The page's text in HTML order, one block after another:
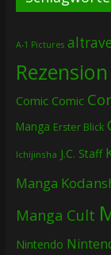
A-1 Pictures
Rezension
Comic Comic
Manga Erster Blick
Ichijinsha J.C. Staff
Manga
Manga Cult
Nintendo